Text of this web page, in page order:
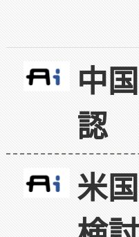
中
認
米